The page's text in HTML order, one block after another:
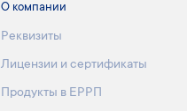
О компании
Реквизиты
Лицензии и сертификаты
Продукты в ЕРРП